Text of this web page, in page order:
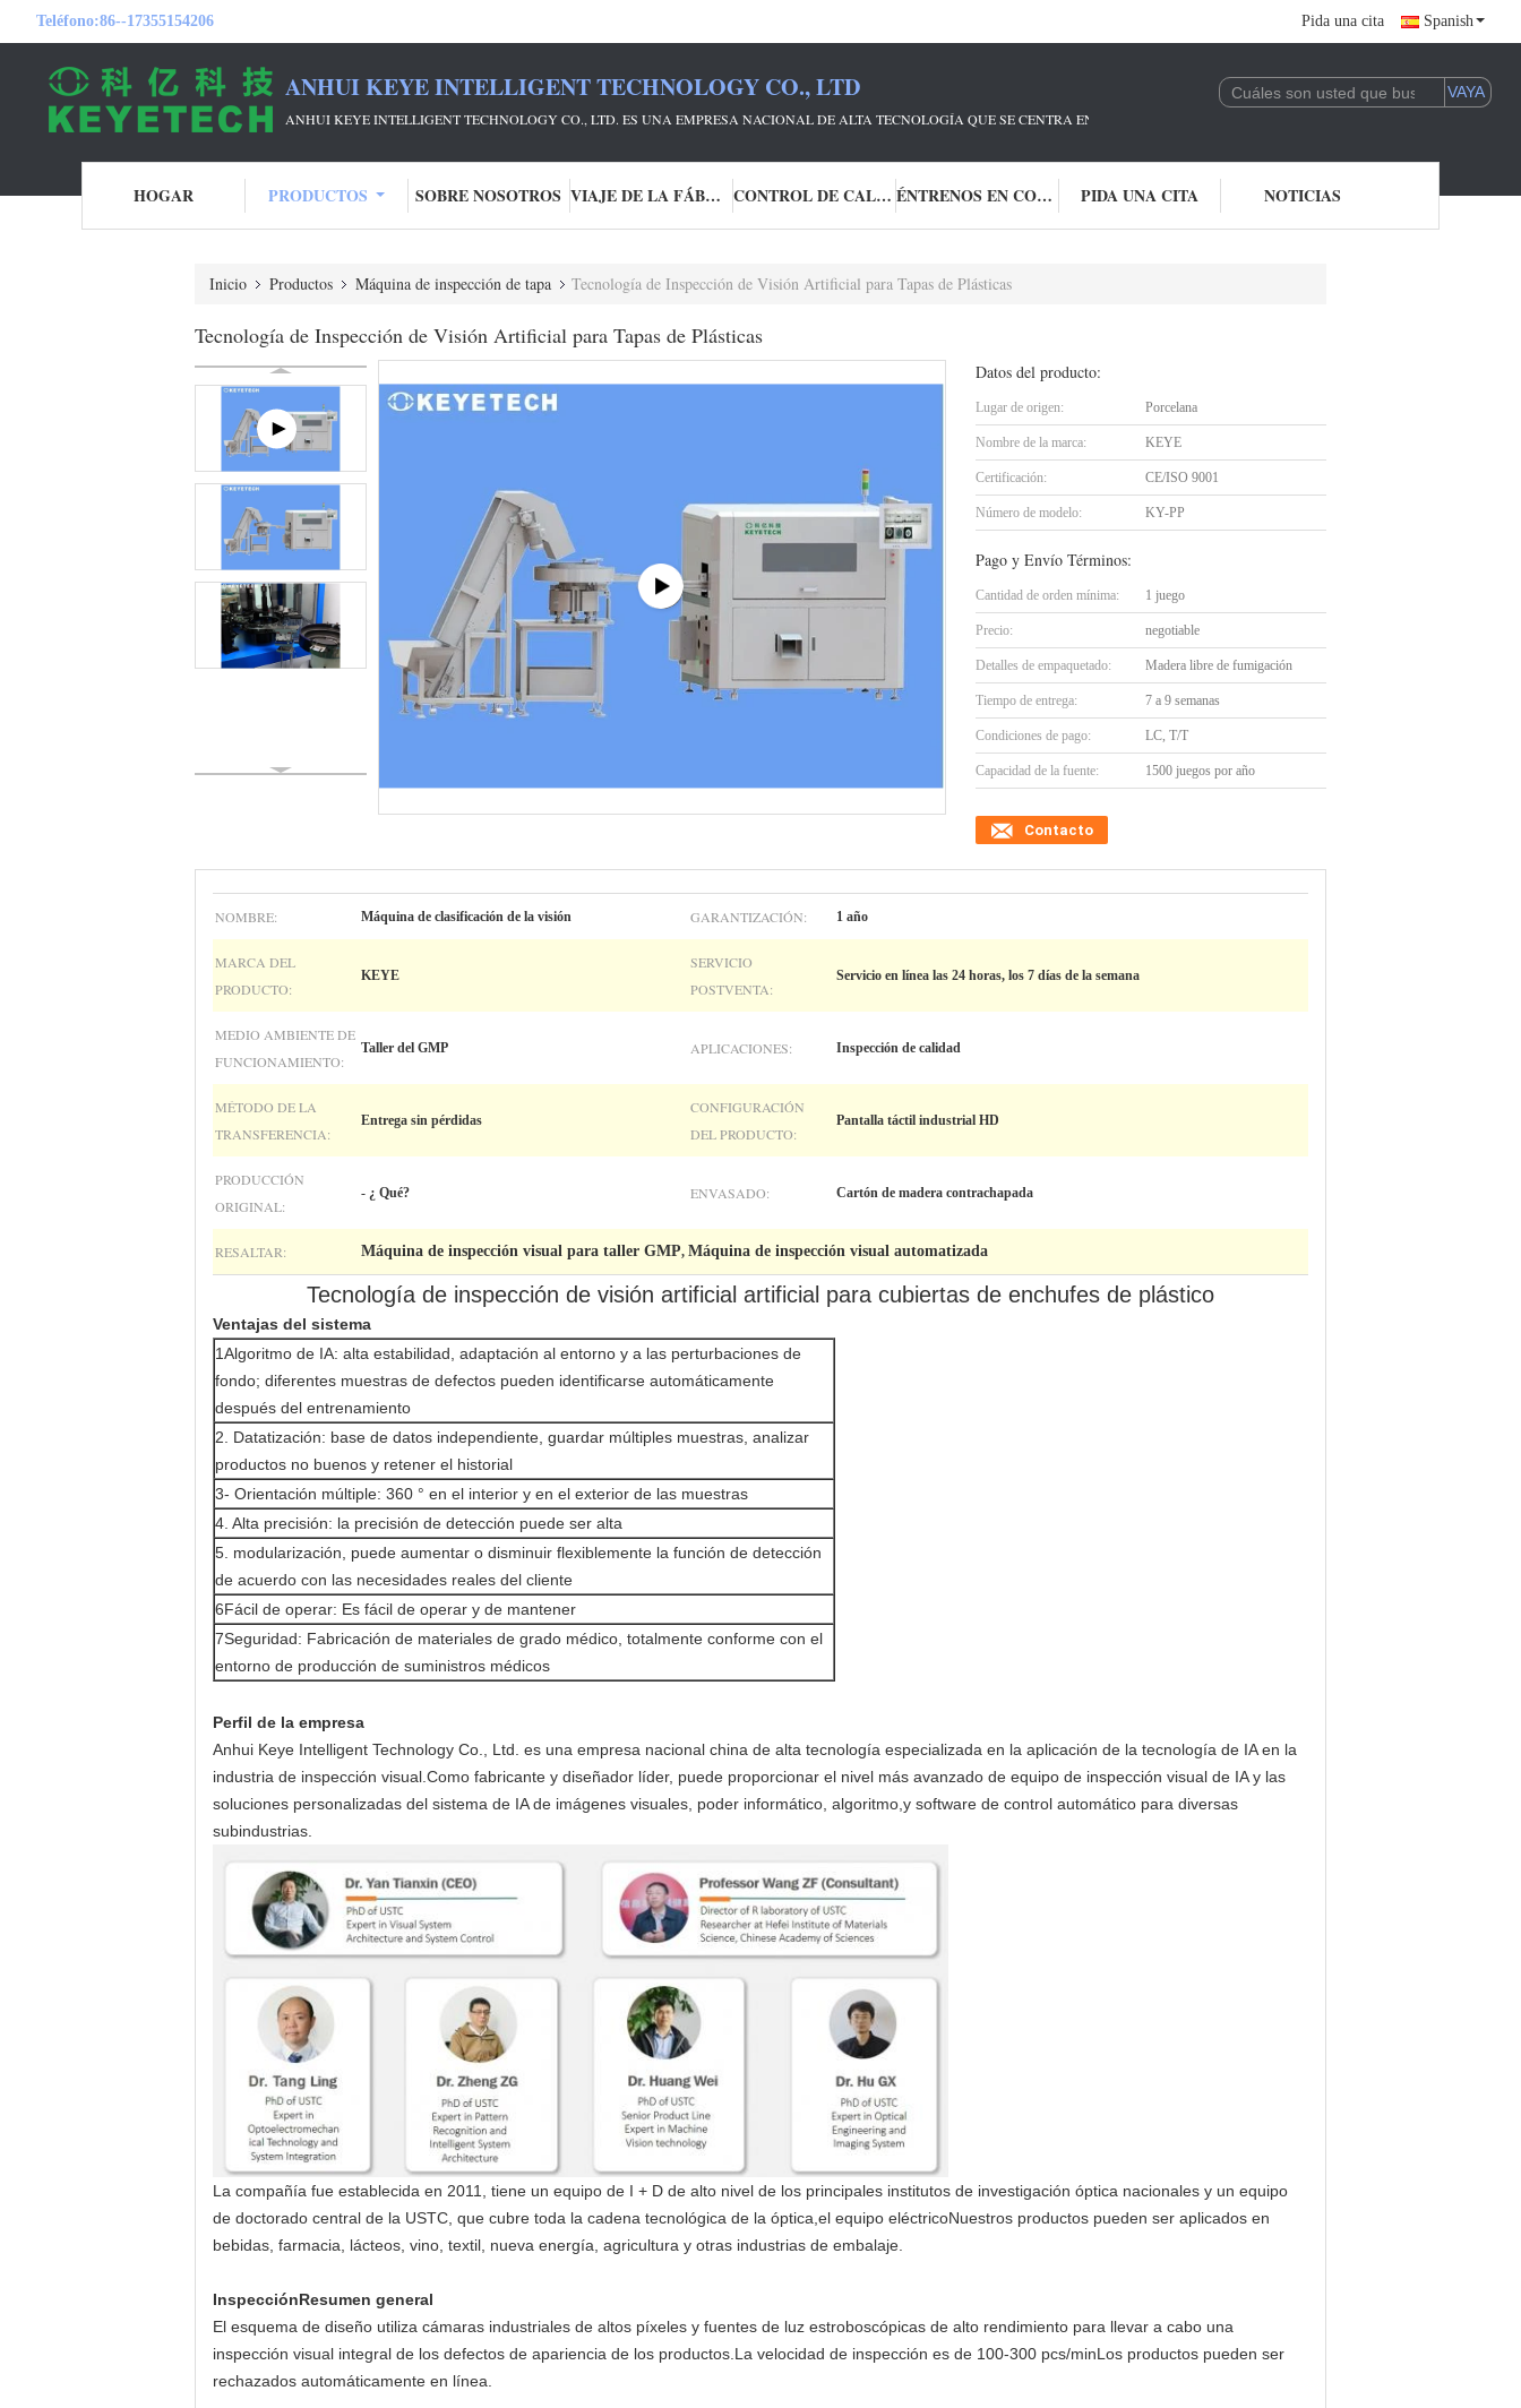
Teléfono:86--17355154206 Pida una cita Spanish
ANHUI KEYE INTELLIGENT TECHNOLOGY CO., LTD
ANHUI KEYE INTELLIGENT TECHNOLOGY CO., LTD. ES UNA EMPRESA NACIONAL DE ALTA TECNOLOGÍA QUE SE CENTRA EN LA I + D Y LA APLICACIÓN DE LA TECNOLOGÍA DE
HOGAR PRODUCTOS SOBRE NOSOTROS VIAJE DE LA FÁBRICA CONTROL DE CALIDAD ÉNTRENOS EN CONTACTO CON PIDA UNA CITA NOTICIAS
Inicio Productos Máquina de inspección de tapa Tecnología de Inspección de Visión Artificial para Tapas de Plásticas
Tecnología de Inspección de Visión Artificial para Tapas de Plásticas
Datos del producto:
Lugar de origen: Porcelana
Nombre de la marca: KEYE
Certificación: CE/ISO 9001
Número de modelo: KY-PP
Pago y Envío Términos:
Cantidad de orden mínima: 1 juego
Precio: negotiable
Detalles de empaquetado: Madera libre de fumigación
Tiempo de entrega: 7 a 9 semanas
Condiciones de pago: LC, T/T
Capacidad de la fuente: 1500 juegos por año
Contacto
NOMBRE: Máquina de clasificación de la visión GARANTIZACIÓN: 1 año
MARCA DEL
PRODUCTO:
KEYE
SERVICIO
POSTVENTA:
Servicio en línea las 24 horas, los 7 días de la semana
MEDIO AMBIENTE DE
FUNCIONAMIENTO:
Taller del GMP APLICACIONES: Inspección de calidad
MÉTODO DE LA
TRANSFERENCIA:
Entrega sin pérdidas
CONFIGURACIÓN
DEL PRODUCTO:
Pantalla táctil industrial HD
PRODUCCIÓN
ORIGINAL:
- ¿ Qué? ENVASADO: Cartón de madera contrachapada
RESALTAR: Máquina de inspección visual para taller GMP, Máquina de inspección visual automatizada
Tecnología de inspección de visión artificial artificial para cubiertas de enchufes de plástico
Ventajas del sistema
1Algoritmo de IA: alta estabilidad, adaptación al entorno y a las perturbaciones de
fondo; diferentes muestras de defectos pueden identificarse automáticamente
después del entrenamiento
2. Datatización: base de datos independiente, guardar múltiples muestras, analizar
productos no buenos y retener el historial
3- Orientación múltiple: 360 ° en el interior y en el exterior de las muestras
4. Alta precisión: la precisión de detección puede ser alta
5. modularización, puede aumentar o disminuir flexiblemente la función de detección
de acuerdo con las necesidades reales del cliente
6Fácil de operar: Es fácil de operar y de mantener
7Seguridad: Fabricación de materiales de grado médico, totalmente conforme con el
entorno de producción de suministros médicos
Perfil de la empresa
Anhui Keye Intelligent Technology Co., Ltd. es una empresa nacional china de alta tecnología especializada en la aplicación de la tecnología de IA en la
industria de inspección visual.Como fabricante y diseñador líder, puede proporcionar el nivel más avanzado de equipo de inspección visual de IA y las
soluciones personalizadas del sistema de IA de imágenes visuales, poder informático, algoritmo,y software de control automático para diversas
subindustrias.
La compañía fue establecida en 2011, tiene un equipo de I + D de alto nivel de los principales institutos de investigación óptica nacionales y un equipo
de doctorado central de la USTC, que cubre toda la cadena tecnológica de la óptica,el equipo eléctricoNuestros productos pueden ser aplicados en
bebidas, farmacia, lácteos, vino, textil, nueva energía, agricultura y otras industrias de embalaje.
InspecciónResumen general
El esquema de diseño utiliza cámaras industriales de altos píxeles y fuentes de luz estroboscópicas de alto rendimiento para llevar a cabo una
inspección visual integral de los defectos de apariencia de los productos.La velocidad de inspección es de 100-300 pcs/minLos productos pueden ser
rechazados automáticamente en línea.